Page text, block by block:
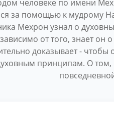
человеке по имени
за помощью к мудрому
Мехрон узнал о
от того, знает
доказывает -
принципам. О том,